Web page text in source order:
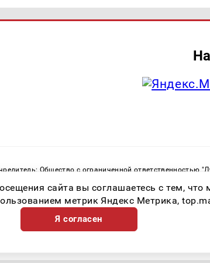
Общество с ограниченной ответственностью
в сфере связи, информационных технологий и
номер СМИ ЭЛ № ФС 77 - 82534 от 21.01.2022
сайта вы соглашаетесь с тем,
метрик Яндекс Метрика,
Я согласен